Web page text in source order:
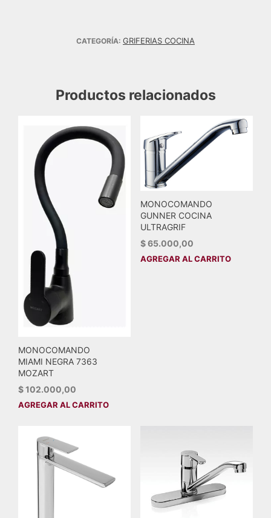
CATEGORÍA: GRIFERIAS COCINA
Productos relacionados
MONOCOMANDO
MIAMI NEGRA 7363
MOZART
$102.000,00
AGREGAR AL CARRITO
MONOCOMANDO
GUNNER COCINA
ULTRAGRIF
$65.000,00
AGREGAR AL CARRITO